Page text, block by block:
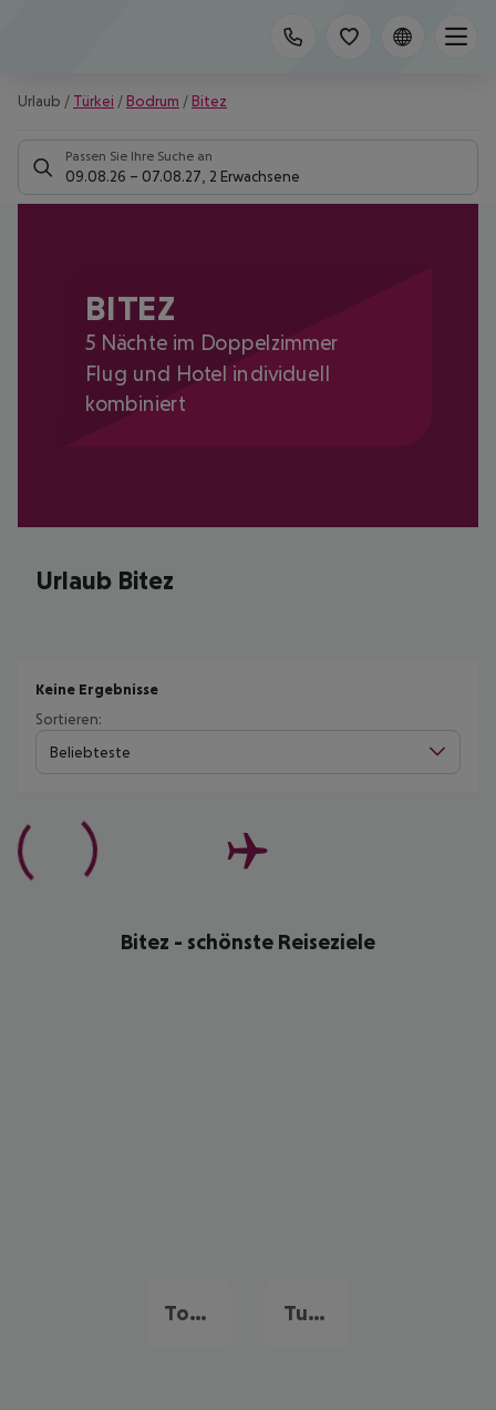
Urlaub / Türkei / Bodrum / Bitez
Passen Sie Ihre Suche an
09.08.26 – 07.08.27 2 Erwachsene
BITEZ
5 Nächte im Doppelzimmer
Flug und Hotel individuell
kombiniert
Urlaub Bitez
Keine Ergebnisse
Sortieren:
Beliebteste
Bitez - schönste Reiseziele
Torba Turgutreis